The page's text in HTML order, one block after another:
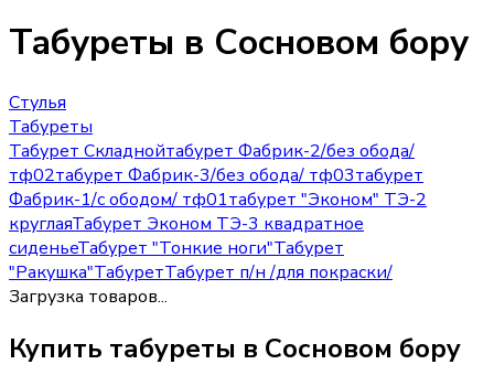
Табуреты в Сосновом бору
Стулья
Табуреты
Табурет Складнойтабурет Фабрик-2/без обода/
тф02табурет Фабрик-3/без обода/ тф03табурет
Фабрик-1/с ободом/ тф01табурет "Эконом" ТЭ-2
круглаяТабурет Эконом ТЭ-3 квадратное
сиденьеТабурет "Тонкие ноги"Табурет
"Ракушка"ТабуретТабурет п/н /для покраски/
Загрузка товаров...
Купить табуреты в Сосновом бору